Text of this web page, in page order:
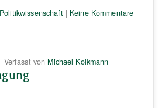
Politikwissenschaft| Keine Kommentare
Verfasst von Michael Kolkmann